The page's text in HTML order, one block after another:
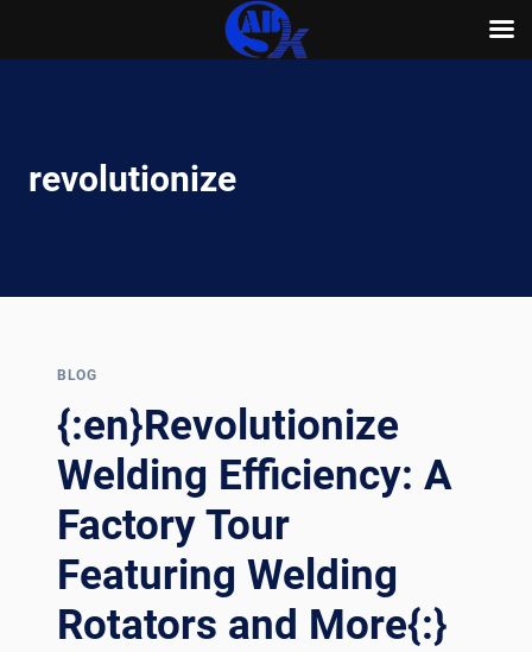
revolutionize
BLOG
{:en}Revolutionize
Welding Efficiency: A
Factory Tour
Featuring Welding
Rotators and More{:}